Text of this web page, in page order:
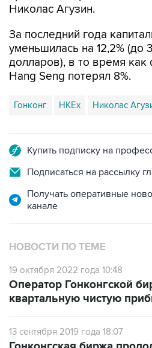
За последний года
долларов), в то время как
Hang Seng потерял 8%.
Гонконг HKEx Николас
Подписаться на рассылку
Получать оперативные
НОВОСТИ ПО ТЕМЕ
19 октября 2022 года 10:48
квартальную чистую
13 сентября 2019 года 18:07
слияния с Лондонской